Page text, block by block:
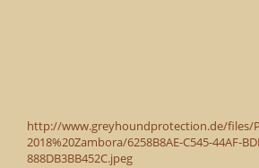
http://www.greyhoundprotection.de/files/
2018%20Zambora/6258B8AE-C545-44AF-
888DB3BB452C.jpeg